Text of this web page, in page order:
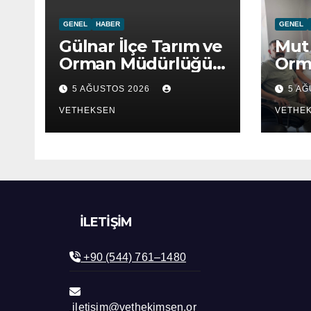
GENEL HABER
Gülnar İlçe Tarım ve
Orman Müdürlüğü
ziyaret edildi.
5 AĞUSTOS 2026
VETHEKSEN
GENEL
Mut
5
İLETIŞIM
+90 (544) 761–1480
iletisim@vethekimsen.or